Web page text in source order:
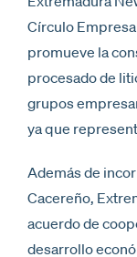
Círculo
promueve la
procesado de
grupos
ya que
Además de
Cacereño,
acuerdo de
desarrollo